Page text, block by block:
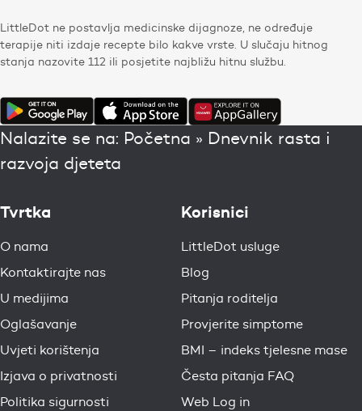
LittleDot ne postavlja medicinske dijagnoze, ne određuje
terapije niti izdaje recepte bilo kakve vrste. U slučaju hitnog
stanja nazovite 112 ili posjetite najbližu hitnu službu.
Nalazite se na: Početna » Dnevnik rasta i
razvoja djeteta
Tvrtka
O nama
Kontaktirajte nas
U medijima
Oglašavanje
Uvjeti korištenja
Izjava o privatnosti
Politika sigurnosti
Korisnici
LittleDot usluge
Blog
Pitanja roditelja
Provjerite simptome
BMI – indeks tjelesne mase
Česta pitanja FAQ
Web Log in